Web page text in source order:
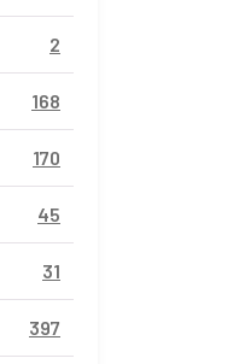
2
168
170
45
31
397